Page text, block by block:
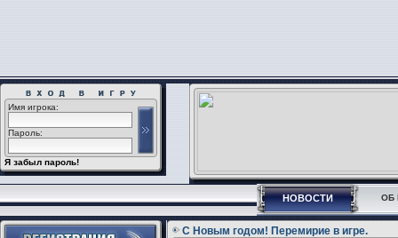
Имя игрока:
Пароль:
Я забыл пароль!
НОВОСТИ ОБ
C Новым годом! Перемирие в игре.